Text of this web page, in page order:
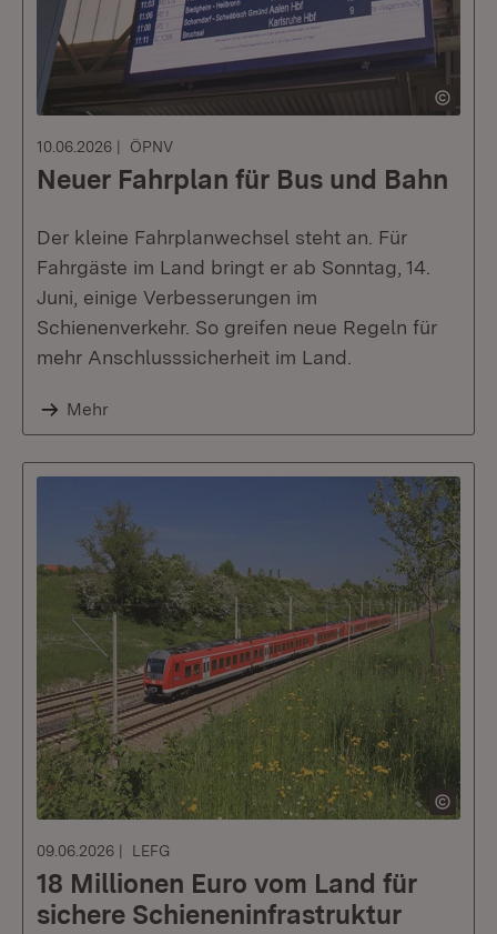
10.06.2026 ÖPNV
Neuer Fahrplan für Bus und Bahn
Der kleine Fahrplanwechsel steht an. Für
Fahrgäste im Land bringt er ab Sonntag, 14.
Juni, einige Verbesserungen im
Schienenverkehr. So greifen neue Regeln für
mehr Anschlusssicherheit im Land.
Mehr
09.06.2026 LEFG
18 Millionen Euro vom Land für
sichere Schieneninfrastruktur